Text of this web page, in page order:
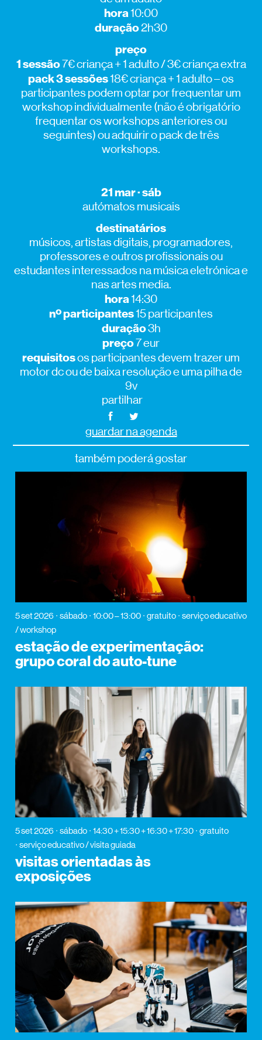
hora10:00
duração2h30
preço
1 sessão7€ criança + 1 adulto / 3€ criança extra
pack 3 sessões18€ criança + 1 adulto – os
participantes podem optar por frequentar um
workshop individualmente (não é obrigatório
frequentar os workshops anteriores ou
seguintes) ou adquirir o pack de três
workshops.
21 mar · sáb
autómatos musicais
destinatários
músicos, artistas digitais, programadores,
professores e outros profissionais ou
estudantes interessados na música eletrónica e
nas artes media.
hora14:30
nº participantes15 participantes
duração3h
preço7 eur
requisitosos participantes devem trazer um
motor dc ou de baixa resolução e uma pilha de
9v
partilhar
guardar na agenda
também poderá gostar
5 set 2026 sábado 10:00 – 13:00 gratuito
serviço educativo
/ workshop
estação de experimentação:
grupo coral do auto-tune
5 set 2026 sábado 14:30 + 15:30 + 16:30 + 17:30
gratuito
serviço educativo / visita guiada
visitas orientadas às
exposições